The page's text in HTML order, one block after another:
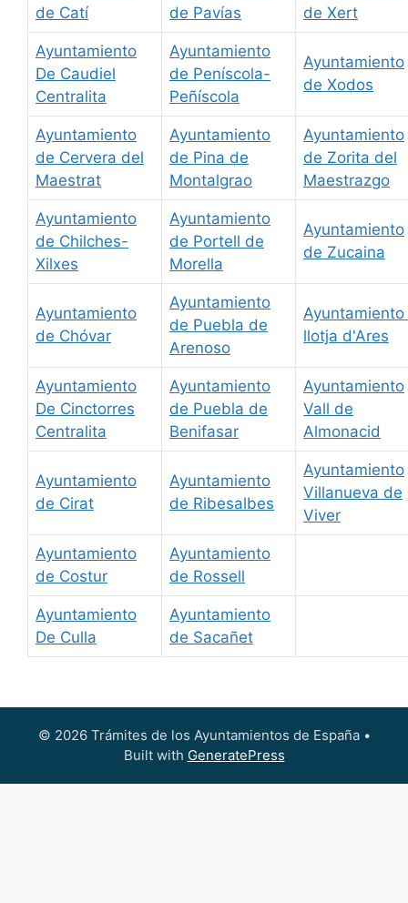
de Catí
de Pavías
de Xert
Ayuntamiento
De Caudiel
Centralita
Ayuntamiento
de Peníscola-
Peñíscola
Ayuntamiento
de Xodos
Ayuntamiento
de Cervera del
Maestrat
Ayuntamiento
de Pina de
Montalgrao
Ayuntamiento
de Zorita del
Maestrazgo
Ayuntamiento
de Chilches-
Xilxes
Ayuntamiento
de Portell de
Morella
Ayuntamiento
de Zucaina
Ayuntamiento
de Chóvar
Ayuntamiento
de Puebla de
Arenoso
Ayuntamiento
llotja d'Ares
Ayuntamiento
De Cinctorres
Centralita
Ayuntamiento
de Puebla de
Benifasar
Ayuntamiento
Vall de
Almonacid
Ayuntamiento
de Cirat
Ayuntamiento
de Ribesalbes
Ayuntamiento
Villanueva de
Viver
Ayuntamiento
de Costur
Ayuntamiento
de Rossell
Ayuntamiento
De Culla
Ayuntamiento
de Sacañet
© 2026 Trámites de los Ayuntamientos de España•
Built with GeneratePress